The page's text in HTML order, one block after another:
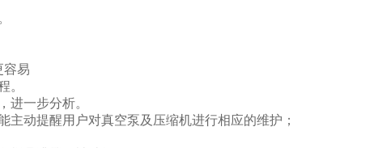
易
。
一步分析。
动提醒用户对真空泵及压缩机进行相应的维护；